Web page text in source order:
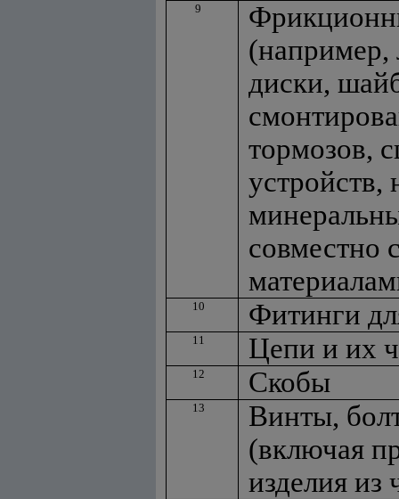
9
(например,
диски,
тормозов,
устройств,
совместно
10 Фитинги
11 Цепи и их
12 Скобы
13
Винты,
(включая
изделия из